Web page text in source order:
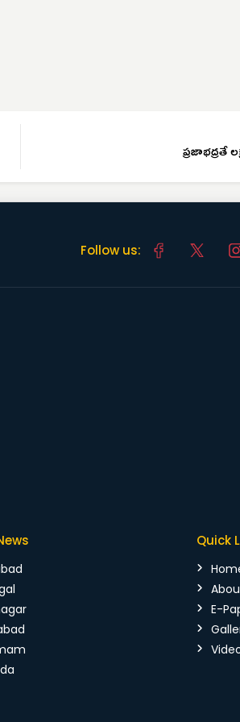
ప్రజాభద్రతే
Follow us:
Quick
E-